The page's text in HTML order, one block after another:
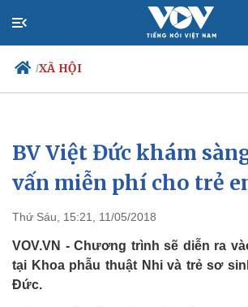
/XÃ HỘI
Chính trị
Đảng
Tổ chức nhân sự
Nhận diện sự thật
Xã hội
Tin 24h
Dự báo
Việc làm
Biển đảo
BV Việt Đức khám
vấn miễn phí cho trẻ
Thứ Sáu, 15:21, 11/05/2018
VOV.VN - Chương trình sẽ diễn ra
tại Khoa phẫu thuật Nhi và trẻ sơ
Đức.